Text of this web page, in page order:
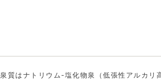
泉質はナトリウム-塩化物泉（低張性アルカリ